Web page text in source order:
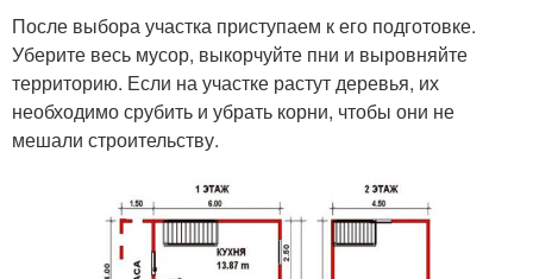
После выбора участка приступаем к его подготовке.
Уберите весь мусор, выкорчуйте пни и выровняйте
территорию. Если на участке растут деревья, их
необходимо срубить и убрать корни, чтобы они не
мешали строительству.